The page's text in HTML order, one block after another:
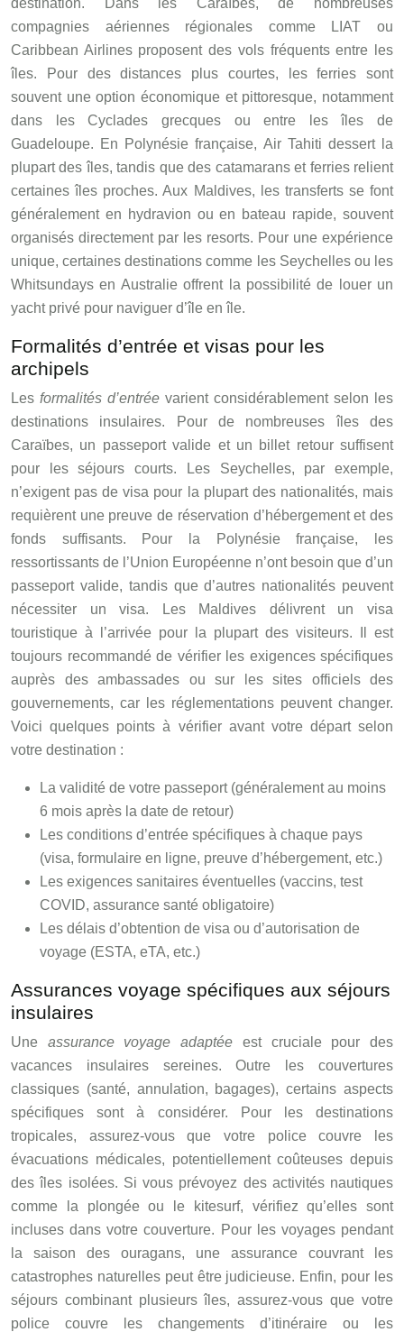
destination. Dans les Caraïbes, de nombreuses
compagnies aériennes régionales comme LIAT ou
Caribbean Airlines proposent des vols fréquents entre les
îles. Pour des distances plus courtes, les ferries sont
souvent une option économique et pittoresque, notamment
dans les Cyclades grecques ou entre les îles de
Guadeloupe. En Polynésie française, Air Tahiti dessert la
plupart des îles, tandis que des catamarans et ferries relient
certaines îles proches. Aux Maldives, les transferts se font
généralement en hydravion ou en bateau rapide, souvent
organisés directement par les resorts. Pour une expérience
unique, certaines destinations comme les Seychelles ou les
Whitsundays en Australie offrent la possibilité de louer un
yacht privé pour naviguer d’île en île.
Formalités d’entrée et visas pour les
archipels
Les formalités d’entrée varient considérablement selon les
destinations insulaires. Pour de nombreuses îles des
Caraïbes, un passeport valide et un billet retour suffisent
pour les séjours courts. Les Seychelles, par exemple,
n’exigent pas de visa pour la plupart des nationalités, mais
requièrent une preuve de réservation d’hébergement et des
fonds suffisants. Pour la Polynésie française, les
ressortissants de l’Union Européenne n’ont besoin que d’un
passeport valide, tandis que d’autres nationalités peuvent
nécessiter un visa. Les Maldives délivrent un visa
touristique à l’arrivée pour la plupart des visiteurs. Il est
toujours recommandé de vérifier les exigences spécifiques
auprès des ambassades ou sur les sites officiels des
gouvernements, car les réglementations peuvent changer.
Voici quelques points à vérifier avant votre départ selon
votre destination :
La validité de votre passeport (généralement au moins
6 mois après la date de retour)
Les conditions d’entrée spécifiques à chaque pays
(visa, formulaire en ligne, preuve d’hébergement, etc.)
Les exigences sanitaires éventuelles (vaccins, test
COVID, assurance santé obligatoire)
Les délais d’obtention de visa ou d’autorisation de
voyage (ESTA, eTA, etc.)
Assurances voyage spécifiques aux séjours
insulaires
Une assurance voyage adaptée est cruciale pour des
vacances insulaires sereines. Outre les couvertures
classiques (santé, annulation, bagages), certains aspects
spécifiques sont à considérer. Pour les destinations
tropicales, assurez-vous que votre police couvre les
évacuations médicales, potentiellement coûteuses depuis
des îles isolées. Si vous prévoyez des activités nautiques
comme la plongée ou le kitesurf, vérifiez qu’elles sont
incluses dans votre couverture. Pour les voyages pendant
la saison des ouragans, une assurance couvrant les
catastrophes naturelles peut être judicieuse. Enfin, pour les
séjours combinant plusieurs îles, assurez-vous que votre
police couvre les changements d’itinéraire ou les